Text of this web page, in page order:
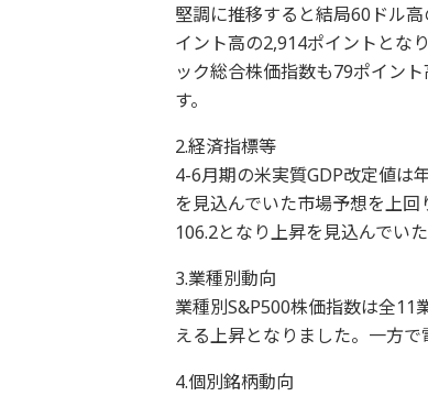
堅調に推移すると結局60ドル
イント高の2,914ポイントとな
ック総合株価指数も79ポイン
す。
2.経済指標等
4-6月期の米実質GDP改定値は
を見込んでいた市場予想を上
106.2となり上昇を見込んでい
3.業種別動向
業種別S&P500株価指数は全11
える上昇となりました。一方で
4.個別銘柄動向